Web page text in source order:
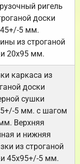
ригель
доски
5 мм.
из строганой
20х95 мм.
каркаса из
доски
сушки
5 мм. с шагом
Верхняя
и нижняя
из строганой
45х95+/-5 мм.